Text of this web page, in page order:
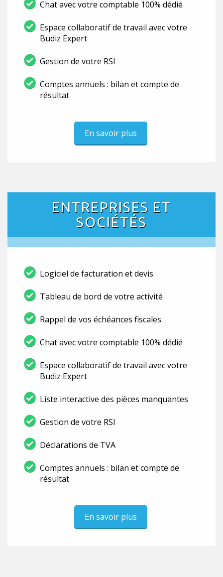
Chat avec votre comptable 100% dédié
Espace collaboratif de travail avec votre
Budiz Expert
Gestion de votre RSI
Comptes annuels : bilan et compte de
résultat
En savoir plus
ENTREPRISES ET
SOCIÉTÉS
Logiciel de facturation et devis
Tableau de bord de votre activité
Rappel de vos échéances fiscales
Chat avec votre comptable 100% dédié
Espace collaboratif de travail avec votre
Budiz Expert
Liste interactive des pièces manquantes
Gestion de votre RSI
Déclarations de TVA
Comptes annuels : bilan et compte de
résultat
En savoir plus